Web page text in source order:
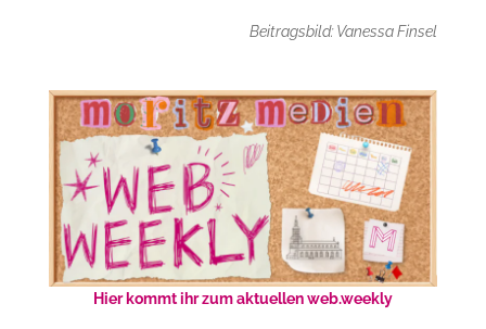
Beitragsbild: Vanessa Finsel
Hier kommt ihr zum aktuellen web.weekly